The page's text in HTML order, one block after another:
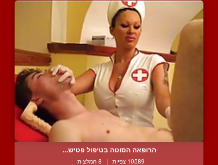
הרופאה הסוטה בטיפול פטיש...
10589 צפיות | 8 המלצות